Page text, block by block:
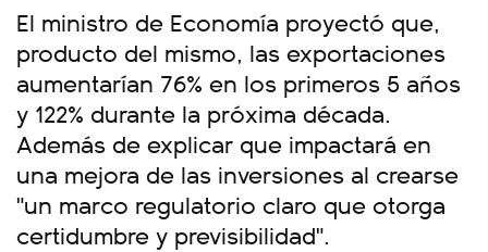
El ministro de Economía proyectó que,
producto del mismo, las exportaciones
aumentarían 76% en los primeros 5 años
y 122% durante la próxima década.
Además de explicar que impactará en
una mejora de las inversiones al crearse
"un marco regulatorio claro que otorga
certidumbre y previsibilidad".